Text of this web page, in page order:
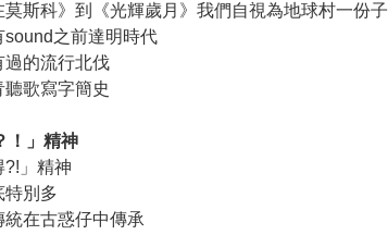
斯科》到《光輝歲月》我們自視為地球村一份子
之前達明時代
的流行北伐
聽歌寫字簡史
！」精神
」精神
別多
在古惑仔中傳承